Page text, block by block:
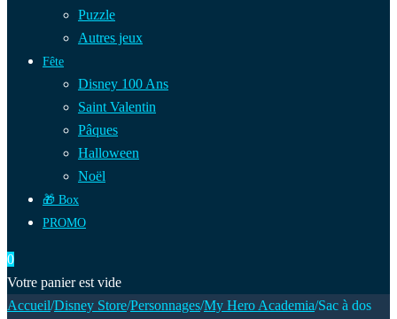
Puzzle
Autres jeux
Fête
Disney 100 Ans
Saint Valentin
Pâques
Halloween
Noël
🎁 Box
PROMO
0
Votre panier est vide
Accueil/Disney Store/Personnages/My Hero Academia/Sac à dos